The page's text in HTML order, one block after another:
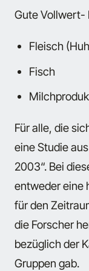
Gute Vollwert-
Fleisch
Fisch
Für alle, die
eine Studie
2003“. Bei
entweder eine
für den
die Forscher
bezüglich der
Gruppen gab.